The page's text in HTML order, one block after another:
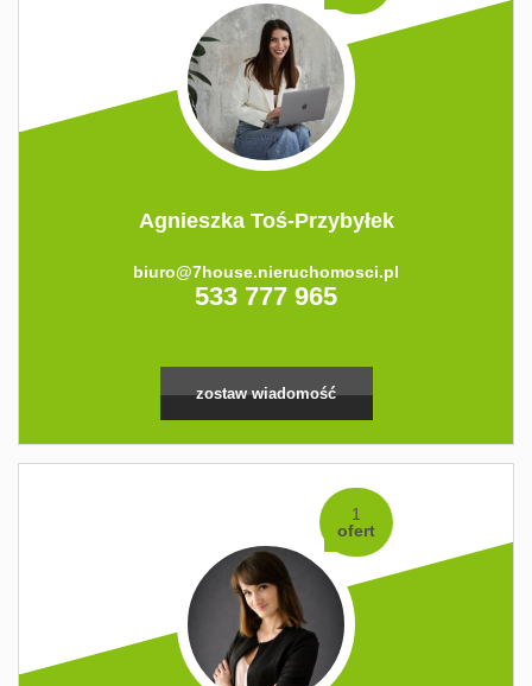
Agnieszka Toś-Przybyłek
biuro@7house.nieruchomosci.pl
533 777 965
zostaw wiadomość
1
ofert